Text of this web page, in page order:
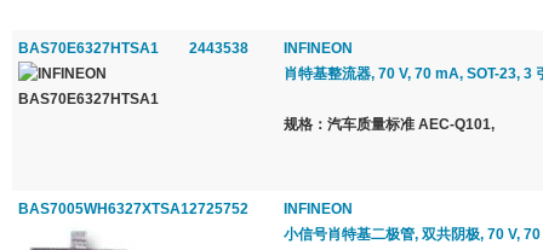
BAS70E6327HTSA1 2443538
INFINEON
肖特基整流器, 70 V, 70 mA, SOT-23, 3
规格：汽车质量标准 AEC-Q101,
BAS7005WH6327XTSA12725752
INFINEON
小信号肖特基二极管, 双共阴极, 70 V,